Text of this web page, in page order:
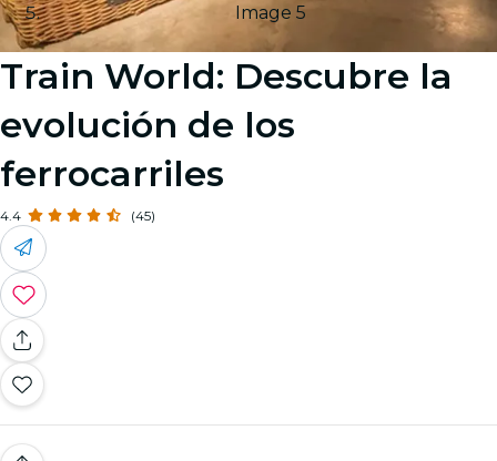
Image 5
Train World: Descubre la
evolución de los
ferrocarriles
4.4 (45)